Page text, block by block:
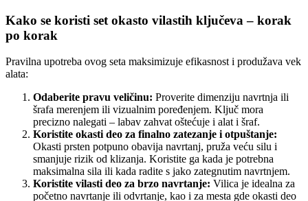
Kako se koristi set okasto vilastih ključeva – korak
po korak
Pravilna upotreba ovog seta maksimizuje efikasnost i produžava vek
alata:
Odaberite pravu veličinu: Proverite dimenziju navrtnja ili
šrafa merenjem ili vizualnim poređenjem. Ključ mora
precizno nalegati – labav zahvat oštećuje i alat i šraf.
Koristite okasti deo za finalno zatezanje i otpuštanje:
Okasti prsten potpuno obavija navrtanj, pruža veću silu i
smanjuje rizik od klizanja. Koristite ga kada je potrebna
maksimalna sila ili kada radite s jako zategnutim navrtnjem.
Koristite vilasti deo za brzo navrtanje: Vilica je idealna za
početno navrtanje ili odvrtanje, kao i za mesta gde okasti deo